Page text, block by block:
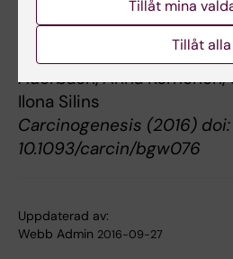
Gender differences in
role of oxidative stress
Imran Ali, Johan Högberg,
Auerbach, Anna Korhonen,
Ilona Silins
Carcinogenesis (2016) doi:
10.1093/carcin/bgw076
Uppdaterad av:
Webb Admin 2016-09-27
Tillåt mina
Tillåt alla